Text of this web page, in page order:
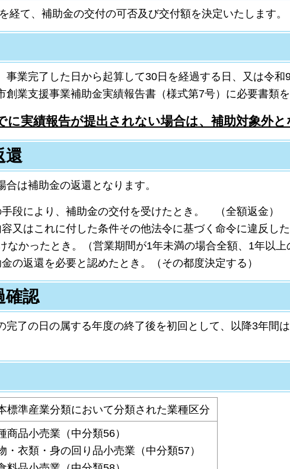
て、補助金の交付の可否及び交付額を決定いたします。
業完了した日から起算して30日を経過する日、又は令和
創業支援事業補助金実績報告書（様式第7号）に必要書類
に実績報告が提出されない場合は、補助対象外
還
は補助金の返還となります。
段により、補助金の交付を受けたとき。 （全額返金）
又はこれに付した条件その他法令に基づく命令に違反し
なかったとき。（営業期間が1年未満の場合全額、1年以
の返還を必要と認めたとき。（その都度決定する）
確認
完了の日の属する年度の終了後を初回として、以降3年間
標準産業分類において分類された業種区分
商品小売業（中分類56）
・衣類・身の回り品小売業（中分類57）